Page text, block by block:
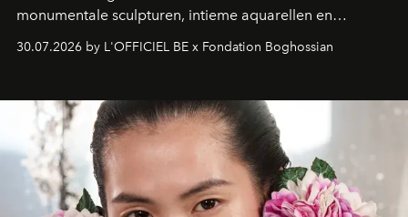
monumentale sculpturen, intieme aquarellen en
fonkelend Murano-glas creëert de Franse kunstenaar
een emotionele reis waarin elk werk de herinnering
moment van verwondering.
30.07.2026 by L'OFFICIEL BE x Fondation Boghossian